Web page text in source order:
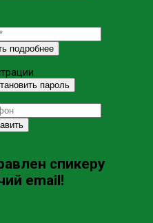
подробнее
пароль
спикеру
email!